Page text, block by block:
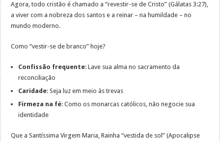
Agora, todo cristão é chamado a “revestir-se de Cristo” (Gálatas 3:27),
a viver com a nobreza dos santos e a reinar – na humildade – no
mundo moderno.
Como “vestir-se de branco” hoje?
Confissão frequente: Lave sua alma no sacramento da
reconciliação
Caridade: Seja luz em meio às trevas
Firmeza na fé: Como os monarcas católicos, não negocie sua
identidade
Que a Santíssima Virgem Maria, Rainha “vestida de sol” (Apocalipse